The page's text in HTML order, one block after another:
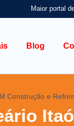
Maior portal
Blog
Construção e